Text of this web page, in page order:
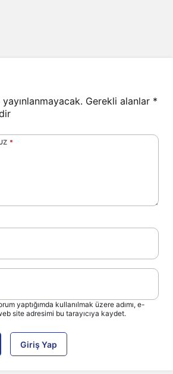
Gerekli alanlar *
*
yaptığımda kullanılmak üzere adımı, e-
site adresimi bu tarayıcıya kaydet.
Giriş Yap